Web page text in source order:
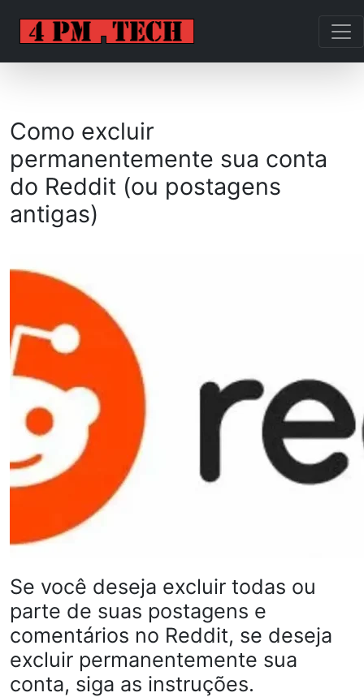
Como excluir
permanentemente sua conta
do Reddit (ou postagens
antigas)
Se você deseja excluir todas ou
parte de suas postagens e
comentários no Reddit, se deseja
excluir permanentemente sua
conta, siga as instruções.